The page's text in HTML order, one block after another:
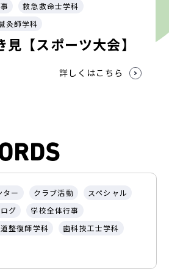
救急救命士学科
灸師学科
見【スポーツ大会】
詳しくはこちら
ター クラブ活動
スペシャル
グ
学校全体行事
整復師学科
歯科技工士学科